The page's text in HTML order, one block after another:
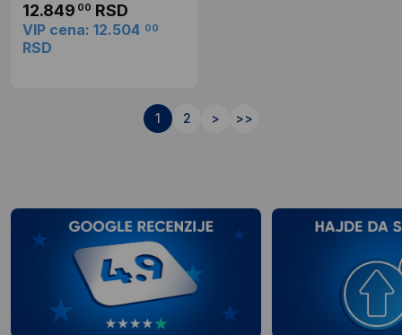
12.849 00 RSD
VIP cena: 12.504 00
RSD
1 2 > >>